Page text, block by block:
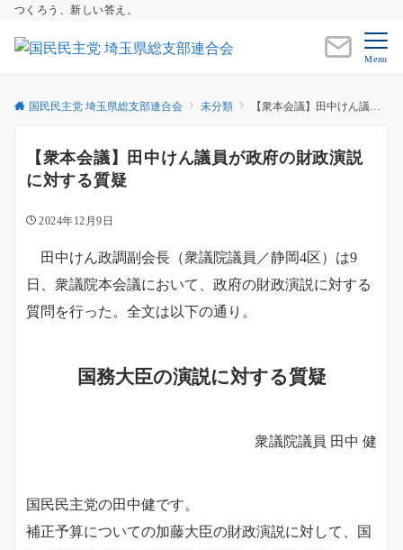
つくろう、新しい答え。
Menu
国民民主党 埼玉県総支部連合会 未分類 【衆本会議】田中けん議員が政府の財政演説に対する質疑
【衆本会議】田中けん議員が政府の財政演説
に対する質疑
2024年12月9日
田中けん政調副会長（衆議院議員／静岡4区）は9
日、衆議院本会議において、政府の財政演説に対する
質問を行った。全文は以下の通り。
国務大臣の演説に対する質疑
衆議院議員 田中 健
国民民主党の田中健です。
補正予算についての加藤大臣の財政演説に対して、国